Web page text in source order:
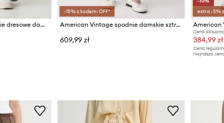
American Vintage spodnie dresowe damskie bawełniane
-15% z kodem: OFF*
American Vintage spodnie damskie sztruksowe
609,99 zł
extra -5%
Cena
384,99 zł
Cena
Najniższa